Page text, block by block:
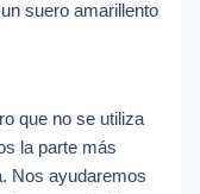
suero amarillento
que no se utiliza
la parte más
Nos ayudaremos